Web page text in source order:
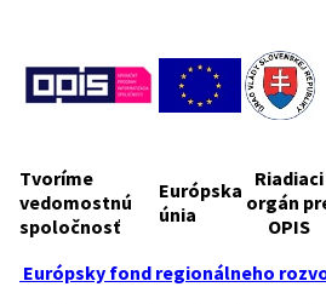
Tvoríme
vedomostnú
spoločnosť
Európska
únia
Riadiaci
orgán
OPIS
Európsky fond regionálneho